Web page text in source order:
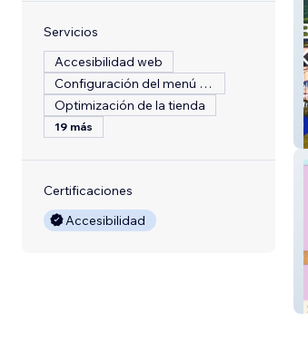
Servicios
Accesibilidad web
Configuración del menú del restaurante
Optimización de la tienda
19 más
Certificaciones
Accesibilidad